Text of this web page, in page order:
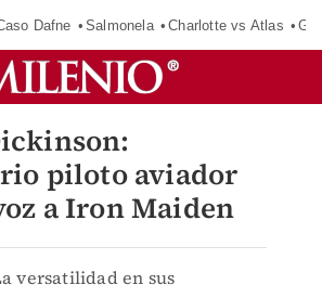
Dafne Salmonela Charlotte vs Atlas
piloto aviador
a Iron Maiden
versatilidad en sus